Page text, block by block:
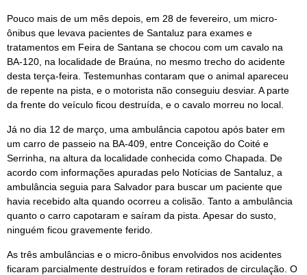
Pouco mais de um mês depois, em 28 de fevereiro, um micro-
ônibus que levava pacientes de Santaluz para exames e
tratamentos em Feira de Santana se chocou com um cavalo na
BA-120, na localidade de Braúna, no mesmo trecho do acidente
desta terça-feira. Testemunhas contaram que o animal apareceu
de repente na pista, e o motorista não conseguiu desviar. A parte
da frente do veículo ficou destruída, e o cavalo morreu no local.
Já no dia 12 de março, uma ambulância capotou após bater em
um carro de passeio na BA-409, entre Conceição do Coité e
Serrinha, na altura da localidade conhecida como Chapada. De
acordo com informações apuradas pelo Notícias de Santaluz, a
ambulância seguia para Salvador para buscar um paciente que
havia recebido alta quando ocorreu a colisão. Tanto a ambulância
quanto o carro capotaram e saíram da pista. Apesar do susto,
ninguém ficou gravemente ferido.
As três ambulâncias e o micro-ônibus envolvidos nos acidentes
ficaram parcialmente destruídos e foram retirados de circulação. O